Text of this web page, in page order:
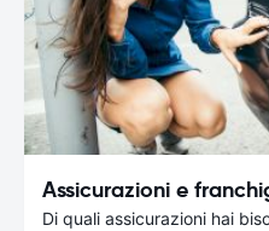
Assicurazioni e
Di quali assicurazioni hai